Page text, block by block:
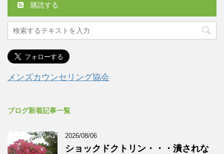
購読する
メンズカウンセリング協会
ブログ新着記事一覧
2026/08/06
ショックドクトリン・・・潰されな